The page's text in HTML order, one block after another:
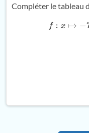
Compléter le tableau
f: x↦